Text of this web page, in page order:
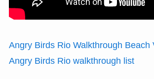
Angry Birds Rio Walkthrough Beach
Angry Birds Rio walkthrough list